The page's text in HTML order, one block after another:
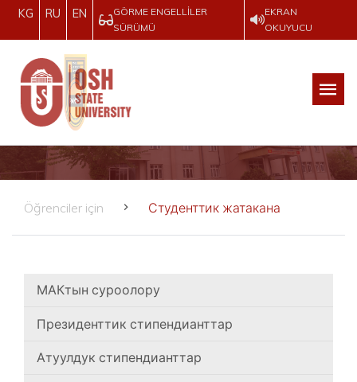
KG RU EN
GÖRME ENGELLILER
SÜRÜMÜ
EKRAN
OKUYUCU
Öğrenciler için Студенттик жатакана
МАКтын суроолору
Президенттик стипендианттар
Атуулдук стипендианттар